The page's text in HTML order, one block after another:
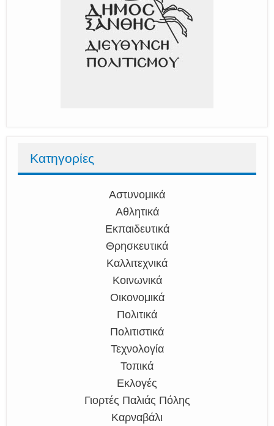
Κατηγορίες
Αστυνομικά
Αθλητικά
Εκπαιδευτικά
Θρησκευτικά
Καλλιτεχνικά
Κοινωνικά
Οικονομικά
Πολιτικά
Πολιτιστικά
Τεχνολογία
Τοπικά
Εκλογές
Γιορτές Παλιάς Πόλης
Καρναβάλι